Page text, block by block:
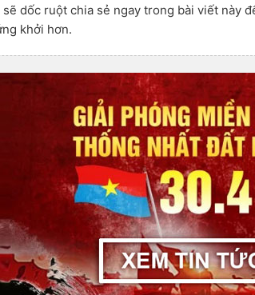
dốc ruột chia sẻ ngay trong bài viết này
khởi hơn.